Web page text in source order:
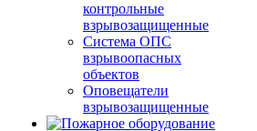
контрольные
взрывозащищенные
Система ОПС
взрывоопасных
объектов
Оповещатели
взрывозащищенные